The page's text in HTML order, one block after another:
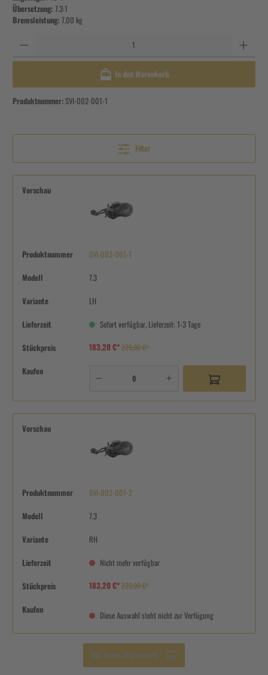
Übersetzung: 7.3:1
Bremsleistung: 7,00 kg
In den Warenkorb
Produktnummer:SVI-002-001-1
Filter
Vorschau
Produktnummer SVI-002-001-1
Modell 7.3
Variante LH
Lieferzeit Sofort verfügbar, Lieferzeit: 1-3 Tage
Stückpreis 183,20 €*229,00 €*
Kaufen
Vorschau
Produktnummer SVI-002-001-2
Modell 7.3
Variante RH
Lieferzeit Nicht mehr verfügbar
Stückpreis 183,20 €*229,00 €*
Kaufen
Diese Auswahl steht nicht zur Verfügung
Alle in den Warenkorb